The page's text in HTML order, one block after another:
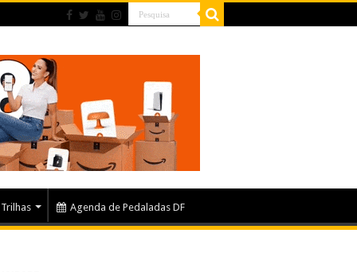
Trilhas Agenda de Pedaladas DF